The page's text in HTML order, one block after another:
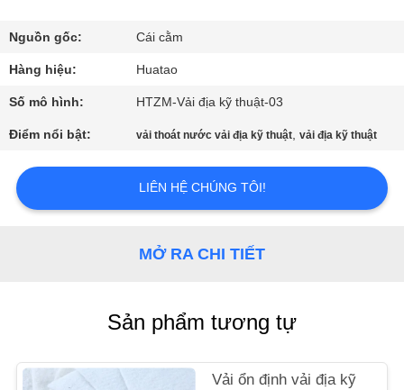
QUAN
NHÀ
MÁY
KIỂM
SOÁT
CHẤT
CHÚNG
Nguồn gốc: Cái cằm
Hàng hiệu: Huatao
Số mô hình: HTZM-Vải địa kỹ thuật-03
Điểm nổi bật: vải thoát nước vải địa kỹ thuật,vải địa kỹ thuật
LIÊN HỆ CHÚNG TÔI!
MỞ RA CHI TIẾT
Sản phẩm tương tự
Vải ổn định vải địa kỹ